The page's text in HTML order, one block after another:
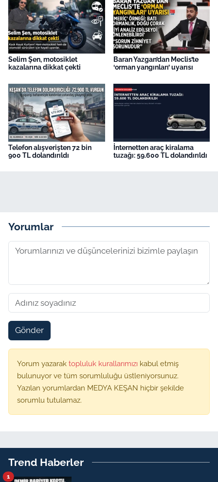
Selim Şen, motosiklet
kazalarına dikkat çekti
Baran Yazgan’dan Meclis’te
‘orman yangınları’ uyarısı
Telefon alışverişten 72 bin
900 TL dolandırıldı
İnternetten araç kiralama
tuzağı: 59.600 TL dolandırıldı
Yorumlar
Gönder
Yorum yazarak topluluk kurallarımızı kabul etmiş
bulunuyor ve tüm sorumluluğu üstleniyorsunuz.
Yazılan yorumlardan MEDYA KEŞAN hiçbir şekilde
sorumlu tutulamaz.
Trend Haberler
1